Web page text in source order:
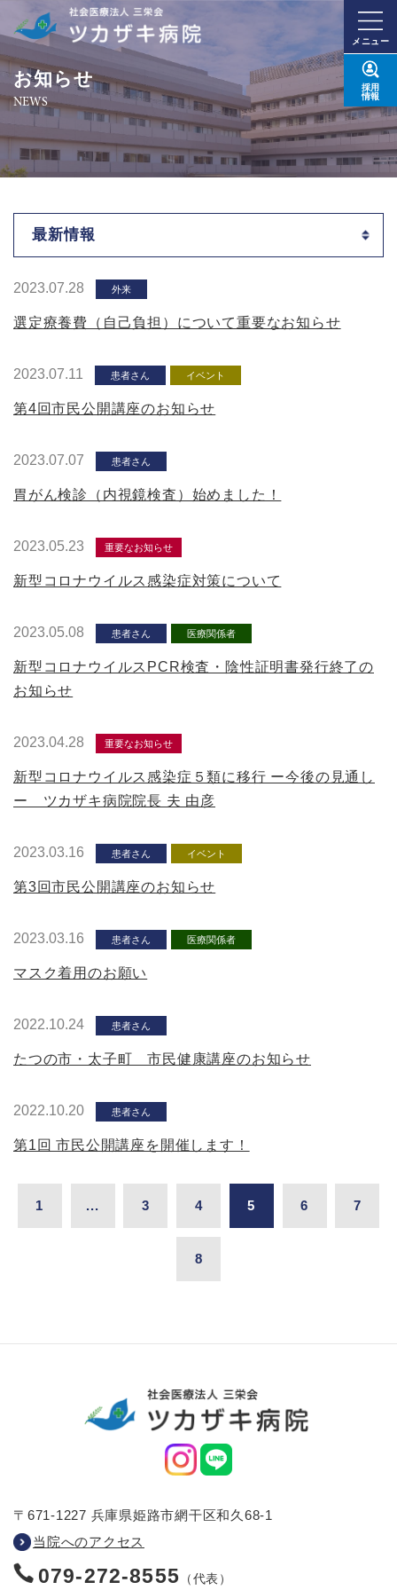
メニュー
採用
情報
お知らせ
NEWS
最新情報
2023.07.28 外来
選定療養費（自己負担）について重要なお知らせ
2023.07.11 患者さん イベント
第4回市民公開講座のお知らせ
2023.07.07 患者さん
胃がん検診（内視鏡検査）始めました！
2023.05.23 重要なお知らせ
新型コロナウイルス感染症対策について
2023.05.08 患者さん 医療関係者
新型コロナウイルスPCR検査・陰性証明書発行終了の
お知らせ
2023.04.28 重要なお知らせ
新型コロナウイルス感染症５類に移行 ー今後の見通し
ー ツカザキ病院院長 夫 由彦
2023.03.16 患者さん イベント
第3回市民公開講座のお知らせ
2023.03.16 患者さん 医療関係者
マスク着用のお願い
2022.10.24 患者さん
たつの市・太子町 市民健康講座のお知らせ
2022.10.20 患者さん
第1回 市民公開講座を開催します！
1 ... 3 4 5 6 7
8
〒671-1227 兵庫県姫路市網干区和久68-1
当院へのアクセス
079-272-8555 （代表）